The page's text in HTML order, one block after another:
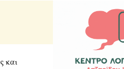
και